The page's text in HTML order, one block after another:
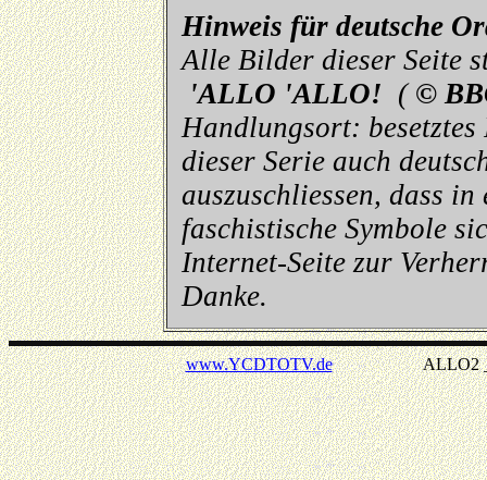
Hinweis für deutsche
Alle Bilder dieser Seite
'ALLO 'ALLO! ( ©
Handlungsort:
dieser Serie auch
auszuschliessen, dass in
faschistische Symbole
Internet-Seite zur
Danke.
www.YCDTOTV.deALLO2 _